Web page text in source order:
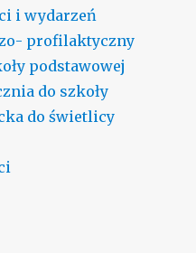
i wydarzeń
profilaktyczny
podstawowej
do szkoły
do świetlicy